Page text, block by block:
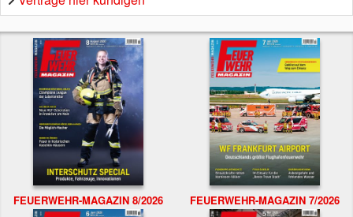
FEUERWEHR-MAGAZIN 8/2026 FEUERWEHR-MAGAZIN 7/2026